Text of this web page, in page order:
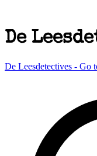
De
De Leesdetectives - Go